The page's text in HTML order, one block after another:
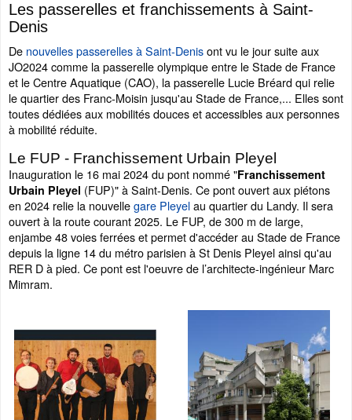
Les passerelles et franchissements à Saint-
Denis
De nouvelles passerelles à Saint-Denisont vu le jour suite aux
JO2024 comme la passerelle olympique entre le Stade de France
et le Centre Aquatique (CAO), la passerelle Lucie Bréard qui relie
le quartier des Franc-Moisin jusqu'au Stade de France,... Elles sont
toutes dédiées aux mobilités douces et accessibles aux personnes
à mobilité réduite.
Le FUP - Franchissement Urbain Pleyel
Inauguration le 16 mai 2024 du pont nommé "Franchissement
Urbain Pleyel (FUP)" à Saint-Denis. Ce pont ouvert aux piétons
en 2024 relie la nouvellegare Pleyelau quartier du Landy. Il sera
ouvert à la route courant 2025. Le FUP, de 300 m de large,
enjambe 48 voies ferrées et permet d'accéder au Stade de France
depuis la ligne 14 du métro parisien à St Denis Pleyel ainsi qu'au
RER D à pied. Ce pont est l'oeuvre de l’architecte-ingénieur Marc
Mimram.